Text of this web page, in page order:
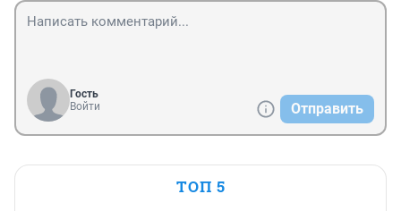
Гость
Войти
Отправить
ТОП 5